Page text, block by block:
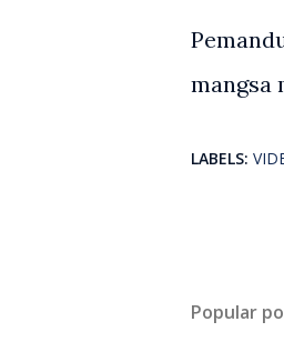
mangsa
LABELS:
Popular